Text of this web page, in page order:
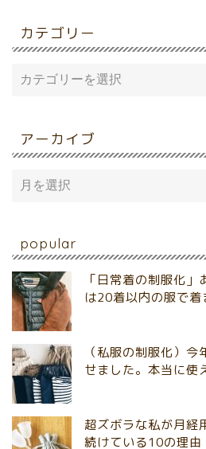
カテゴリー
アーカイブ
popular
「日常着の制服化
は20着以内の服で着
（私服の制服化）
せました。本当に使
超ズボラな私が月経
続けている10の理由